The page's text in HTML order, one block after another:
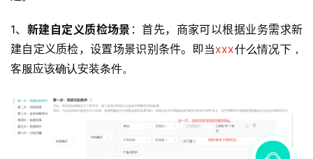
1、 新建自定义质检场景 ：首先，商家可以根据业务需求新
建自定义质检，设置场景识别条件。 即当xxx什么情况下，
客服应该确认安装条件。